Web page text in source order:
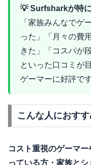
💡 Surfsharkが特
「家族みんなでゲ
った」「月々の費
きた」「コスパが
といった口コミが
ゲーマーに好評です
こんな人におす
コスト重視のゲーマ
っている方・家族と